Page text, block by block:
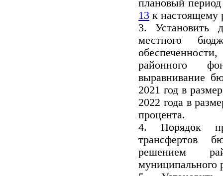
плановый
13 к
3. Установить
местного
районного
выравнивание
2021 год в
2022 года в
процента.
4. Порядок
трансфертов
решением
муниципального